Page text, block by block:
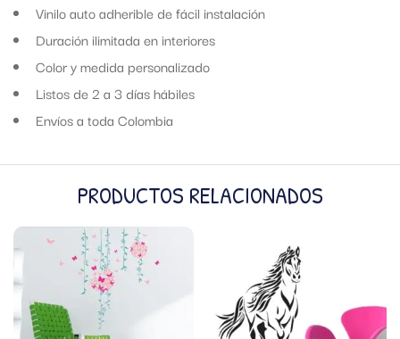
Vinilo auto adherible de fácil instalación
Duración ilimitada en interiores
Color y medida personalizado
Listos de 2 a 3 días hábiles
Envíos a toda Colombia
PRODUCTOS RELACIONADOS